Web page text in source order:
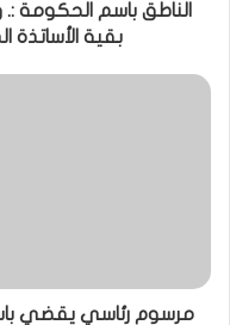
الناطق باسم الحكومة
بقية الأساتذة
مرسوم رئاسي يقضي